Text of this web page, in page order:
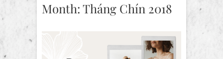
Month:Tháng Chín 2018